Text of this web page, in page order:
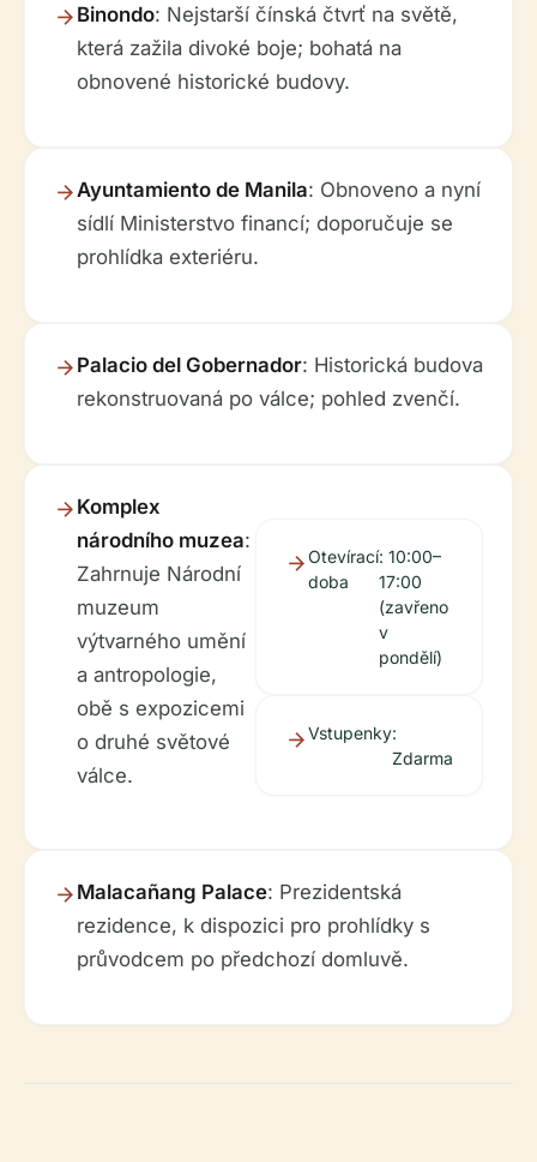
Binondo: Nejstarší čínská čtvrť na světě,
která zažila divoké boje; bohatá na
obnovené historické budovy.
Ayuntamiento de Manila: Obnoveno a nyní
sídlí Ministerstvo financí; doporučuje se
prohlídka exteriéru.
Palacio del Gobernador: Historická budova
rekonstruovaná po válce; pohled zvenčí.
Komplex
národního muzea:
Zahrnuje Národní
muzeum
výtvarného umění
a antropologie,
obě s expozicemi
o druhé světové
válce.
Otevírací
doba
: 10:00–
17:00
(zavřeno
v
pondělí)
Vstupenky:
Zdarma
Malacañang Palace: Prezidentská
rezidence, k dispozici pro prohlídky s
průvodcem po předchozí domluvě.